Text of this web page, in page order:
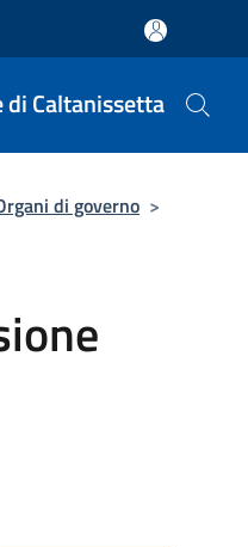
di Caltanissetta
di governo >